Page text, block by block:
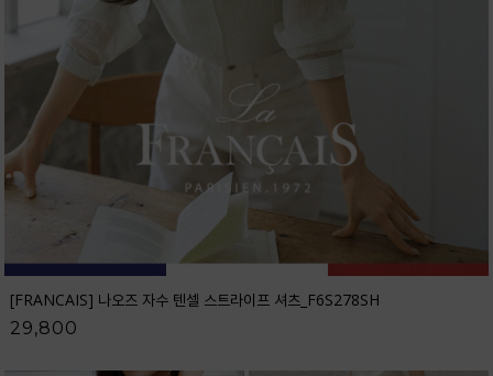
[FRANCAIS] 나오즈 자수 텐셀 스트라이프 셔츠_F6S278SH
29,800